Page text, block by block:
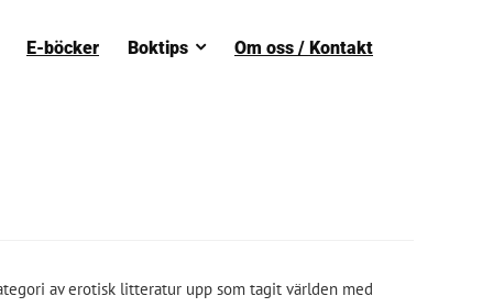
E-böcker Boktips Om oss / Kontakt
av erotisk litteratur upp som tagit världen med